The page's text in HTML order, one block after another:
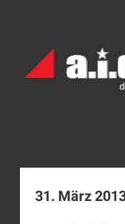
Archiv
München
31. März